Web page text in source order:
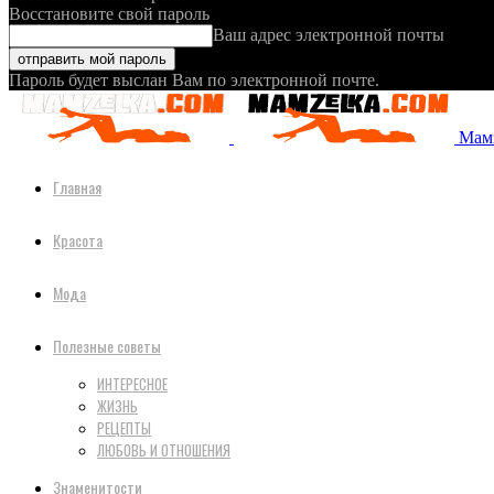
Восстановите свой пароль
Ваш адрес электронной почты
Пароль будет выслан Вам по электронной почте.
Главная
Красота
Мода
Полезные советы
ИНТЕРЕСНОЕ
ЖИЗНЬ
РЕЦЕПТЫ
ЛЮБОВЬ И ОТНОШЕНИЯ
Знаменитости